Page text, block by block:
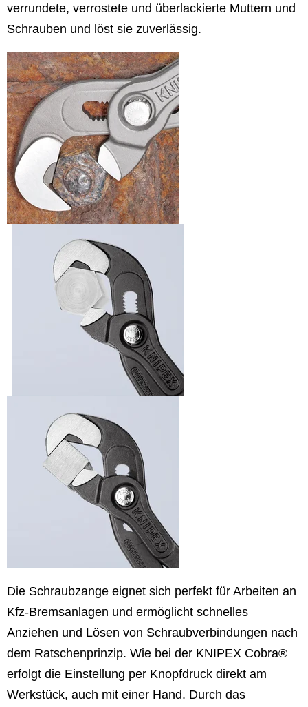
verrundete, verrostete und überlackierte Muttern und
Schrauben und löst sie zuverlässig.
Die Schraubzange eignet sich perfekt für Arbeiten an
Kfz-Bremsanlagen und ermöglicht schnelles
Anziehen und Lösen von Schraubverbindungen nach
dem Ratschenprinzip. Wie bei der KNIPEX Cobra®
erfolgt die Einstellung per Knopfdruck direkt am
Werkstück, auch mit einer Hand. Durch das